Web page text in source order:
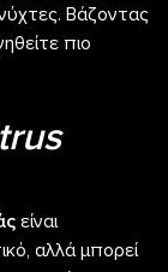
Βάζοντας
πιο
είναι
αλλά μπορεί